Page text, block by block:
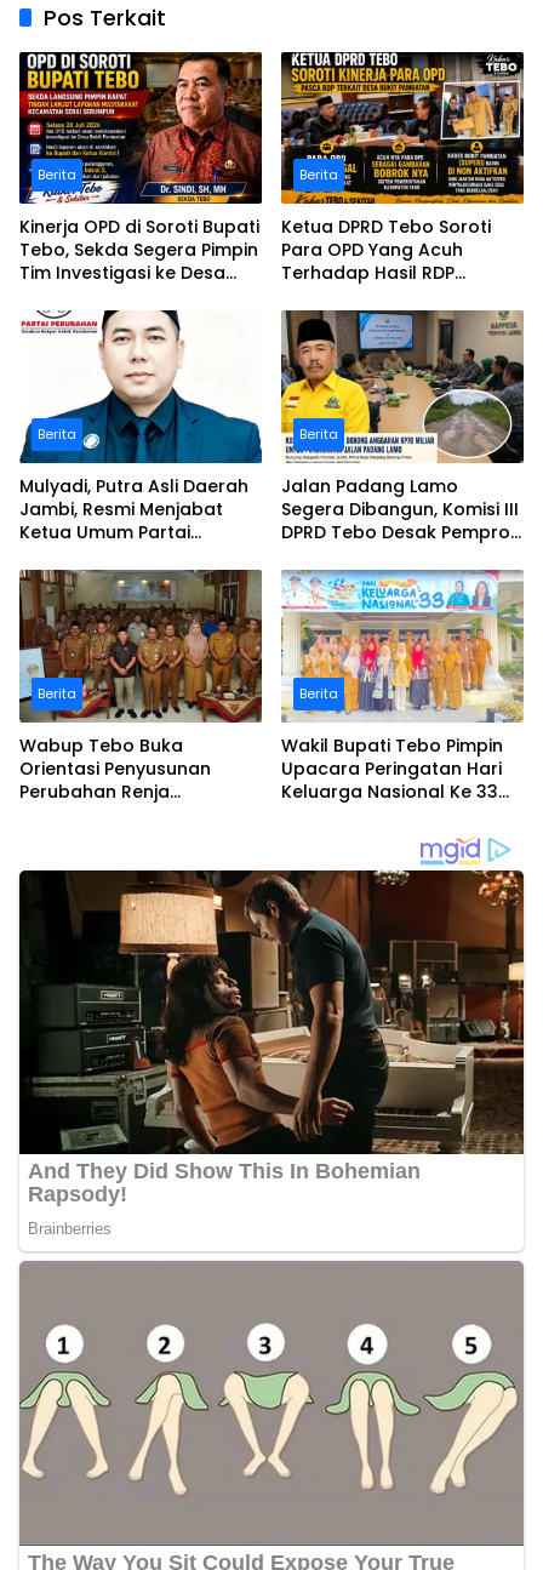
Pos Terkait
Berita
Kinerja OPD di Soroti Bupati
Tebo, Sekda Segera Pimpin
Tim Investigasi ke Desa
serumpun
Berita
Ketua DPRD Tebo Soroti
Para OPD Yang Acuh
Terhadap Hasil RDP
Pamuatan
Berita
Mulyadi, Putra Asli Daerah
Jambi, Resmi Menjabat
Ketua Umum Partai
Perwakilan ASEAN Partai
Perubahan di Malaysia
Berita
Jalan Padang Lamo
Segera Dibangun, Komisi III
DPRD Tebo Desak Pemprov
Anggaran Rp70 Miliar
Berita
Wabup Tebo Buka
Orientasi Penyusunan
Perubahan Renja
Berita
Wakil Bupati Tebo Pimpin
Upacara Peringatan Hari
Keluarga Nasional Ke 33